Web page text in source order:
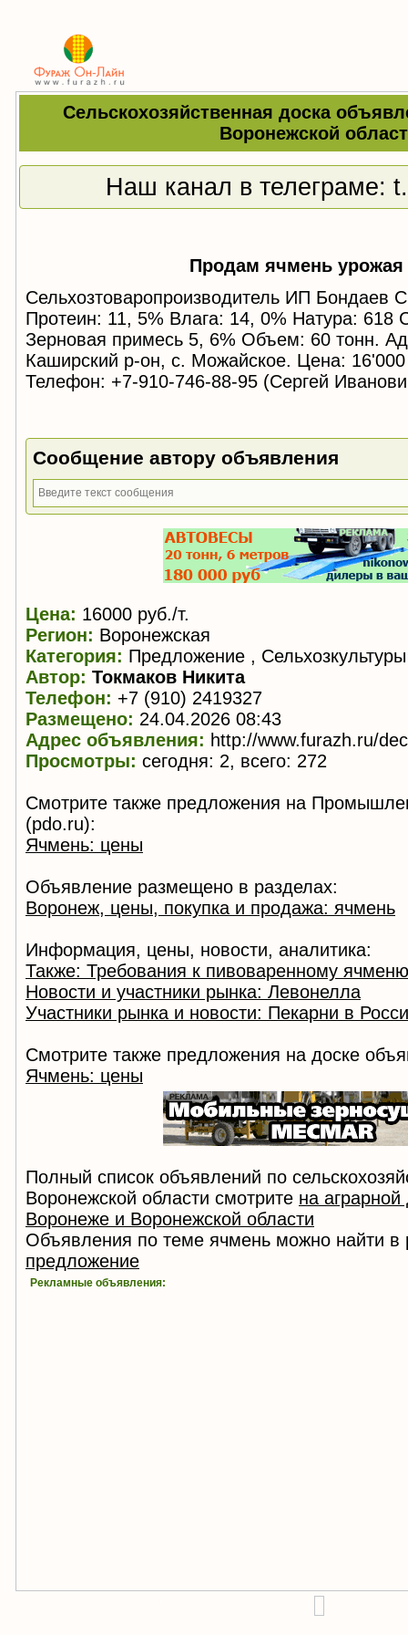
Сельскохозяйственная доска
Воронежской
Наш канал в телеграме:
Продам ячмень урожая
Сельхозтоваропроизводитель ИП Бондаев
Протеин: 11, 5% Влага: 14, 0% Натура: 618
Зерновая примесь 5, 6% Объем: 60 тонн.
Каширский р-он, с. Можайское. Цена:
Телефон: +7-910-746-88-95 (Сергей
Сообщение автору объявления
Цена: 16000 руб./т.
Регион: Воронежская
Категория: Предложение , Сельхозкультуры
Автор: Токмаков Никита
Телефон: +7 (910) 2419327
Размещено: 24.04.2026 08:43
Адрес объявления: http://www.furazh.ru/
Просмотры: сегодня: 2, всего: 272
Смотрите также предложения на
(pdo.ru):
Ячмень: цены
Объявление размещено в разделах:
Воронеж, цены, покупка и продажа: ячмень
Информация, цены, новости, аналитика:
Также: Требования к пивоваренному ячменю
Новости и участники рынка: Левонелла
Участники рынка и новости: Пекарни в
Смотрите также предложения на доске
Ячмень: цены
Полный список объявлений по
Воронежской области смотрите на
Воронеже и Воронежской области
Объявления по теме ячмень можно найти в
предложение
Рекламные объявления: